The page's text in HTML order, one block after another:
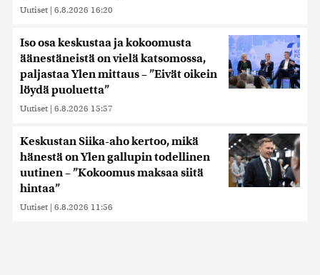
Uutiset | 6.8.2026 16:20
Iso osa keskustaa ja kokoomusta
äänestäneistä on vielä katsomossa,
paljastaa Ylen mittaus – ”Eivät oikein
löydä puoluetta”
Uutiset | 6.8.2026 15:57
Keskustan Siika-aho kertoo, mikä
hänestä on Ylen gallupin todellinen
uutinen – ”Kokoomus maksaa siitä
hintaa”
Uutiset | 6.8.2026 11:56